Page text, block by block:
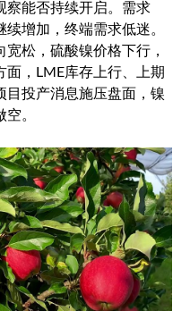
察能否持续开启。需求
增加，终端需求低迷。
松，硫酸镍价格下行，
，LME库存上行、上期
目投产消息施压盘面，镍
。